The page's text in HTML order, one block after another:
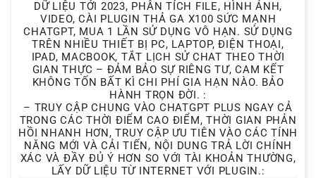
DỮ LIỆU TỚI 2023, PHÂN TÍCH FILE, HÌNH ẢNH,
VIDEO, CÀI PLUGIN THẢ GA X100 SỨC MẠNH
CHATGPT, MUA 1 LẦN SỬ DỤNG VÔ HẠN. SỬ DỤNG
TRÊN NHIỀU THIẾT BỊ PC, LAPTOP, ĐIỆN THOẠI,
IPAD, MACBOOK, TẮT LỊCH SỬ CHAT THEO THỜI
GIAN THỰC – ĐẢM BẢO SỰ RIÊNG TƯ, CAM KẾT
KHÔNG TỐN BẤT KÌ CHI PHÍ GIA HẠN NÀO. BẢO
HÀNH TRỌN ĐỜI. :
– TRUY CẬP CHUNG VÀO CHATGPT PLUS NGAY CẢ
TRONG CÁC THỜI ĐIỂM CAO ĐIỂM, THỜI GIAN PHẢN
HỒI NHANH HƠN, TRUY CẬP ƯU TIÊN VÀO CÁC TÍNH
NĂNG MỚI VÀ CẢI TIẾN, NỘI DUNG TRẢ LỜI CHÍNH
XÁC VÀ ĐẦY ĐỦ Ý HƠN SO VỚI TÀI KHOẢN THƯỜNG,
LẤY DỮ LIỆU TỪ INTERNET VỚI PLUGIN.: